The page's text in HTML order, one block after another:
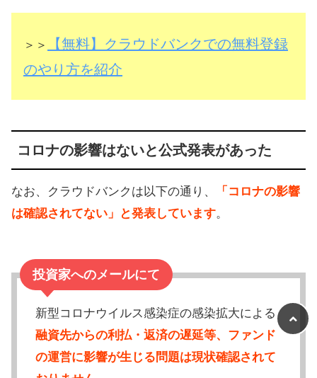
＞＞
【無料】クラウドバンクでの無料登録
のやり方を紹介
コロナの影響はないと公式発表があった
なお、クラウドバンクは以下の通り、
「コロナの影響
は確認されてない」と発表しています。
投資家へのメールにて
新型コロナウイルス感染症の感染拡大による
融資先からの利払・返済の遅延等、ファンド
の運営に影響が生じる問題は現状確認されて